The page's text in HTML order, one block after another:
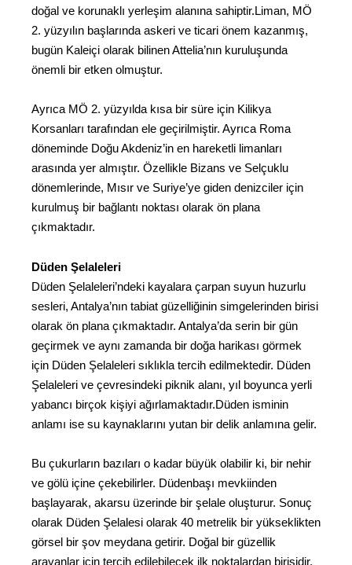
doğal ve korunaklı yerleşim alanına sahiptir.Liman, MÖ
2. yüzyılın başlarında askeri ve ticari önem kazanmış,
bugün Kaleiçi olarak bilinen Attelia’nın kuruluşunda
önemli bir etken olmuştur.
Ayrıca MÖ 2. yüzyılda kısa bir süre için Kilikya
Korsanları tarafından ele geçirilmiştir. Ayrıca Roma
döneminde Doğu Akdeniz’in en hareketli limanları
arasında yer almıştır. Özellikle Bizans ve Selçuklu
dönemlerinde, Mısır ve Suriye’ye giden denizciler için
kurulmuş bir bağlantı noktası olarak ön plana
çıkmaktadır.
Düden Şelaleleri
Düden Şelaleleri’ndeki kayalara çarpan suyun huzurlu
sesleri, Antalya’nın tabiat güzelliğinin simgelerinden birisi
olarak ön plana çıkmaktadır. Antalya’da serin bir gün
geçirmek ve aynı zamanda bir doğa harikası görmek
için Düden Şelaleleri sıklıkla tercih edilmektedir. Düden
Şelaleleri ve çevresindeki piknik alanı, yıl boyunca yerli
yabancı birçok kişiyi ağırlamaktadır.Düden isminin
anlamı ise su kaynaklarını yutan bir delik anlamına gelir.
Bu çukurların bazıları o kadar büyük olabilir ki, bir nehir
ve gölü içine çekebilirler. Düdenbaşı mevkiinden
başlayarak, akarsu üzerinde bir şelale oluşturur. Sonuç
olarak Düden Şelalesi olarak 40 metrelik bir yükseklikten
görsel bir şov meydana getirir. Doğal bir güzellik
arayanlar için tercih edilebilecek ilk noktalardan birisidir.